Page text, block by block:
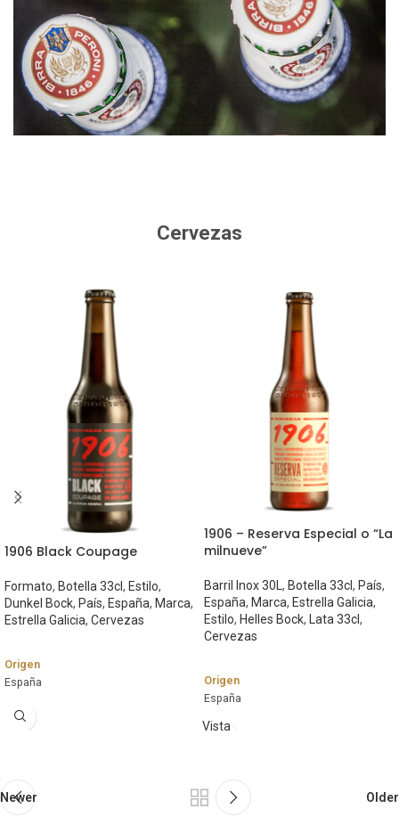
Cervezas
1906 Black Coupage
Formato, Botella 33cl, Estilo,
Dunkel Bock, País, España, Marca,
Estrella Galicia, Cervezas
Origen
España
Marca
Estrella Galicia
Graduación Alcohólica
7,2%
1906 – Reserva Especial o “La
milnueve”
Barril Inox 30L , Botella 33cl, País,
España, Marca, Estrella Galicia,
Estilo, Helles Bock, Lata 33cl,
Cervezas
Origen
España
Marca
Helles Bock
Graduación Alcohólica
Vista
Newer Older